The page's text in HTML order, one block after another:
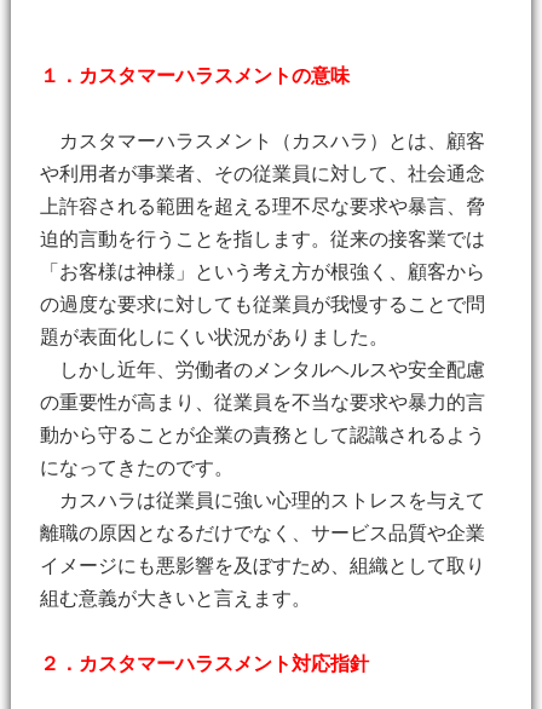
１．カスタマーハラスメントの意味
カスタマーハラスメント（カスハラ）とは、顧客
や利用者が事業者、その従業員に対して、社会通念
上許容される範囲を超える理不尽な要求や暴言、脅
迫的言動を行うことを指します。従来の接客業では
「お客様は神様」という考え方が根強く、顧客から
の過度な要求に対しても従業員が我慢することで問
題が表面化しにくい状況がありました。
しかし近年、労働者のメンタルヘルスや安全配慮
の重要性が高まり、従業員を不当な要求や暴力的言
動から守ることが企業の責務として認識されるよう
になってきたのです。
カスハラは従業員に強い心理的ストレスを与えて
離職の原因となるだけでなく、サービス品質や企業
イメージにも悪影響を及ぼすため、組織として取り
組む意義が大きいと言えます。
２．カスタマーハラスメント対応指針